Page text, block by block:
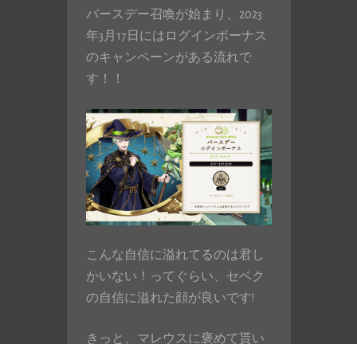
バースデー召喚が始まり、2023
年3月17日にはログインボーナス
のキャンペーンがある流れで
す！！
こんな自信に溢れてるのは君し
かいない！ってぐらい、セベク
の自信に溢れた顔が良いです!
きっと、マレウスに褒めて貰い